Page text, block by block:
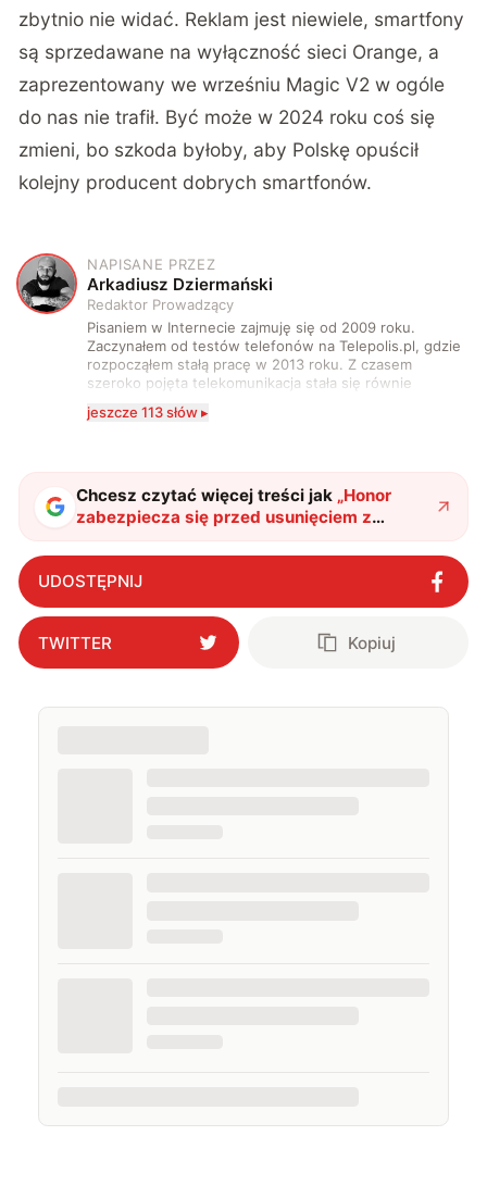
zbytnio nie widać. Reklam jest niewiele, smartfony
są sprzedawane na wyłączność sieci Orange, a
zaprezentowany we wrześniu Magic V2 w ogóle
do nas nie trafił. Być może w 2024 roku coś się
zmieni, bo szkoda byłoby, aby Polskę opuścił
kolejny producent dobrych smartfonów.
A
NAPISANE PRZEZ
Arkadiusz Dziermański
Redaktor Prowadzący
Pisaniem w Internecie zajmuję się od 2009 roku.
Zaczynałem od testów telefonów na Telepolis.pl, gdzie
rozpocząłem stałą pracę w 2013 roku. Z czasem
szeroko pojęta telekomunikacja stała się równie
że do urządzeń mobilnych dołączył też inny sprzęt
środku nocy. Od 2019 roku śledzę i opisuję ruchy
antykomórkowe w Polsce i na świecie. Poziom
wylewanego przez nie hejtu świadczy o tym, że robię
to dobrze. Na przestrzeni ostatnich lat moje teksty
Online i PCWorld.pl, a od 2020 roku jestem związany z
WhatNext.pl, gdzie jestem zastępcą redaktora
naczelnego. Życie prywatne łączę z zawodowym,
interesując się nowymi technologiami, ale nie
pogardzę dobrą muzyką, serialem, grami
komputerowymi czy sportem.
jeszcze 113 słów ▸
Chcesz czytać więcej treści jak „Honor
zabezpiecza się przed usunięciem z
Europy. Nie chce iść w ślady Oppo i vivo"?
UDOSTĘPNIJ
TWITTER Kopiuj